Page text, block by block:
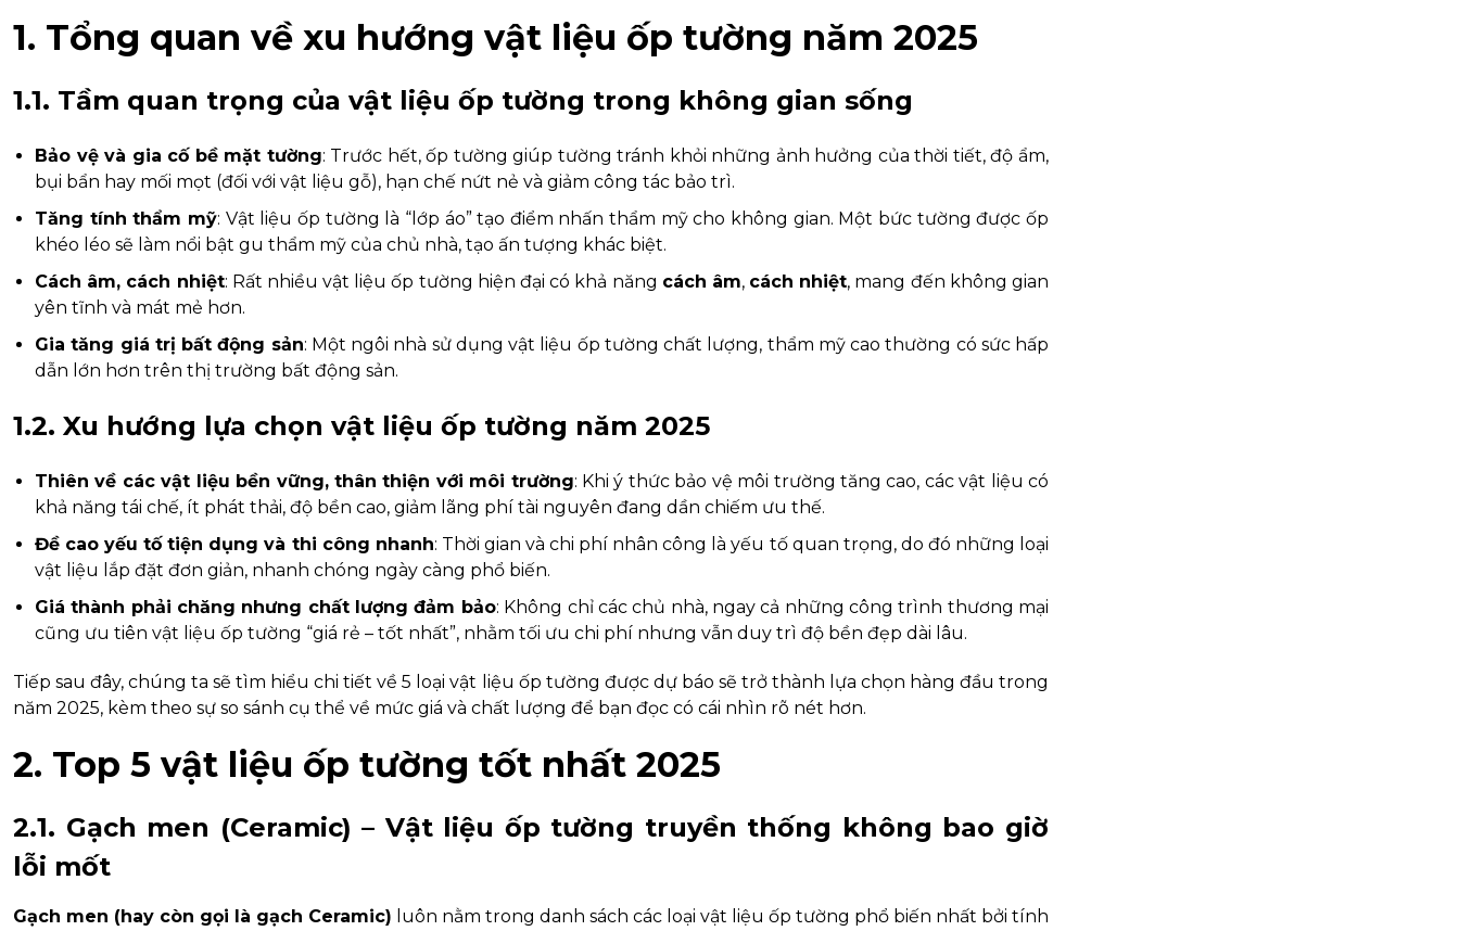
1. Tổng quan về xu hướng vật liệu ốp tường năm 2025
1.1. Tầm quan trọng của vật liệu ốp tường trong không gian sống
Bảo vệ và gia cố bề mặt tường: Trước hết, ốp tường giúp tường tránh khỏi những ảnh hưởng của thời tiết, độ ẩm,
bụi bẩn hay mối mọt (đối với vật liệu gỗ), hạn chế nứt nẻ và giảm công tác bảo trì.
Tăng tính thẩm mỹ: Vật liệu ốp tường là “lớp áo” tạo điểm nhấn thẩm mỹ cho không gian. Một bức tường được ốp
khéo léo sẽ làm nổi bật gu thẩm mỹ của chủ nhà, tạo ấn tượng khác biệt.
Cách âm, cách nhiệt: Rất nhiều vật liệu ốp tường hiện đại có khả năng cách âm, cách nhiệt, mang đến không gian
yên tĩnh và mát mẻ hơn.
Gia tăng giá trị bất động sản: Một ngôi nhà sử dụng vật liệu ốp tường chất lượng, thẩm mỹ cao thường có sức hấp
dẫn lớn hơn trên thị trường bất động sản.
1.2. Xu hướng lựa chọn vật liệu ốp tường năm 2025
Thiên về các vật liệu bền vững, thân thiện với môi trường: Khi ý thức bảo vệ môi trường tăng cao, các vật liệu có
khả năng tái chế, ít phát thải, độ bền cao, giảm lãng phí tài nguyên đang dần chiếm ưu thế.
Đề cao yếu tố tiện dụng và thi công nhanh: Thời gian và chi phí nhân công là yếu tố quan trọng, do đó những loại
vật liệu lắp đặt đơn giản, nhanh chóng ngày càng phổ biến.
Giá thành phải chăng nhưng chất lượng đảm bảo: Không chỉ các chủ nhà, ngay cả những công trình thương mại
cũng ưu tiên vật liệu ốp tường “giá rẻ – tốt nhất”, nhằm tối ưu chi phí nhưng vẫn duy trì độ bền đẹp dài lâu.
Tiếp sau đây, chúng ta sẽ tìm hiểu chi tiết về 5 loại vật liệu ốp tường được dự báo sẽ trở thành lựa chọn hàng đầu trong
năm 2025, kèm theo sự so sánh cụ thể về mức giá và chất lượng để bạn đọc có cái nhìn rõ nét hơn.
2. Top 5 vật liệu ốp tường tốt nhất 2025
2.1. Gạch men (Ceramic) – Vật liệu ốp tường truyền thống không bao giờ
lỗi mốt
Gạch men (hay còn gọi là gạch Ceramic) luôn nằm trong danh sách các loại vật liệu ốp tường phổ biến nhất bởi tính